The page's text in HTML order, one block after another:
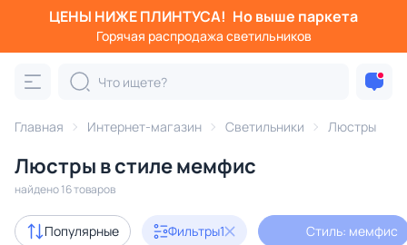
ЦЕНЫ НИЖЕ ПЛИНТУСА! Но выше паркета
Горячая распродажа светильников
Главная Интернет-магазин Светильники Люстры
Люстры в стиле мемфис
найдено 16 товаров
Популярные Фильтры1 Стиль: мемфис
Фильтры
Категория:
подвесные потолочные светодиодные
Акции 3